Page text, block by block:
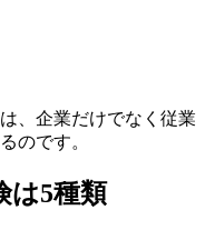
、企業だけでなく従業
のです。
は5種類